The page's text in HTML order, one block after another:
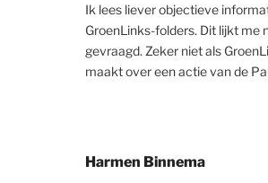
Ik lees liever objectieve
GroenLinks-folders. Dit lijkt me
gevraagd. Zeker niet als
maakt over een actie van de
Harmen Binnema